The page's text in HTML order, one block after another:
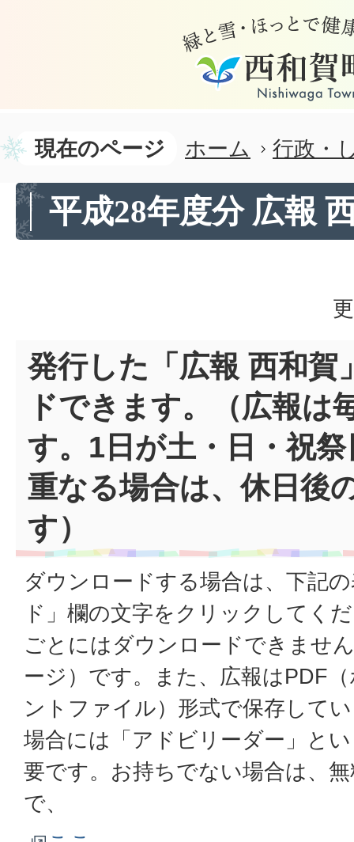
現在のページ ホーム 行政・
平成28年度分 広報
発行した「広報 西和賀
ドできます。（広報は
す。1日が土・日・祝
重なる場合は、休日後
す）
ダウンロードする場合は、下記
ド」欄の文字をクリックしてく
ごとにはダウンロードできませ
ージ）です。また、広報はPDF
ントファイル）形式で保存して
場合には「アドビリーダー」と
要です。お持ちでない場合は、
で、